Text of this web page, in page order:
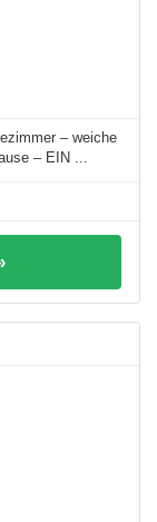
– weiche
– EIN ...